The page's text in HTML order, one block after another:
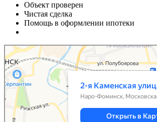
Объект проверен
Чистая сделка
Помощь в оформлении ипотеки